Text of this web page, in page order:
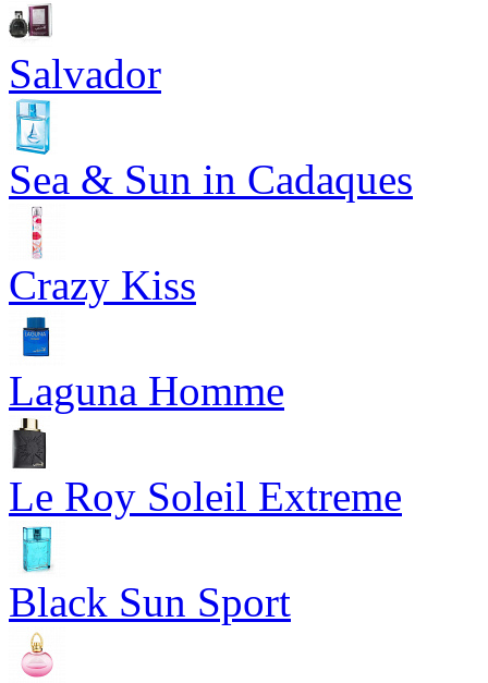
Salvador
Sea & Sun in Cadaques
Crazy Kiss
Laguna Homme
Le Roy Soleil Extreme
Black Sun Sport